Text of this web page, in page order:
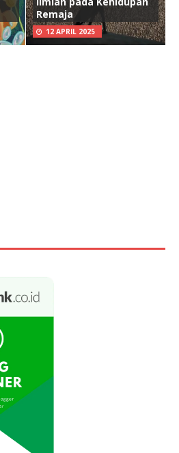
Remaja
12 APRIL 2025